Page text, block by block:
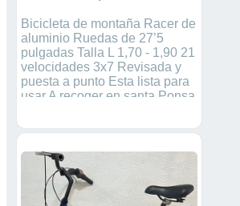
Bicicleta de montaña Racer de
aluminio Ruedas de 27’5
pulgadas Talla L 1,70 - 1,90 21
velocidades 3x7 Revisada y
puesta a punto Esta lista para
usar A recoger en santa Ponsa